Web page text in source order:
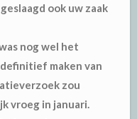
ook uw zaak
nog wel het
maken van
zou
vroeg in januari.